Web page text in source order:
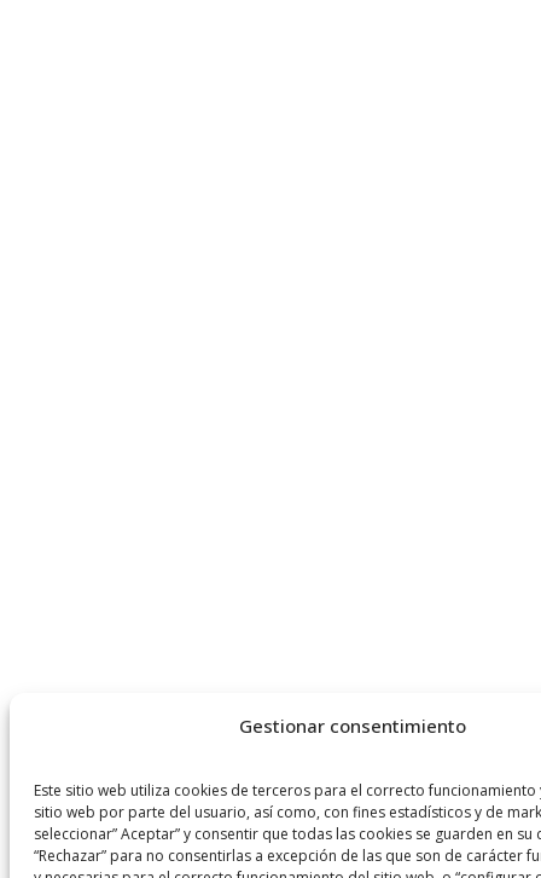
Gestionar consentimiento
Este sitio web utiliza cookies de terceros para el correcto funcionamiento
sitio web por parte del usuario, así como, con fines estadísticos y de
seleccionar” Aceptar” y consentir que todas las cookies se guarden en
“Rechazar” para no consentirlas a excepción de las que son de carácter